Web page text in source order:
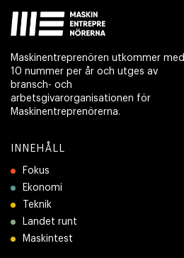
Maskinentreprenören utkommer med
10 nummer per år och utges av
bransch- och
arbetsgivarorganisationen för
Maskinentreprenörerna.
INNEHÅLL
Fokus
Ekonomi
Teknik
Landet runt
Maskintest